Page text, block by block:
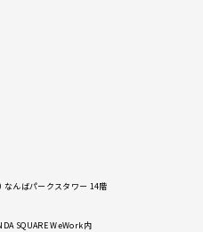
んばパークスタワー 14階
SQUARE WeWork内